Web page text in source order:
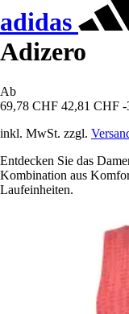
adidas
Adizero
Ab
69,78 CHF 42,81 CHF -
inkl. MwSt. zzgl.
Entdecken Sie das
Kombination aus
Laufeinheiten.